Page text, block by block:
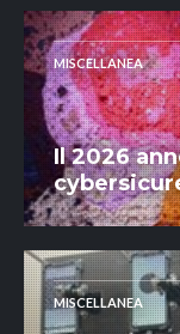
MISCELLANEA
Il 2026
MISCELLANEA